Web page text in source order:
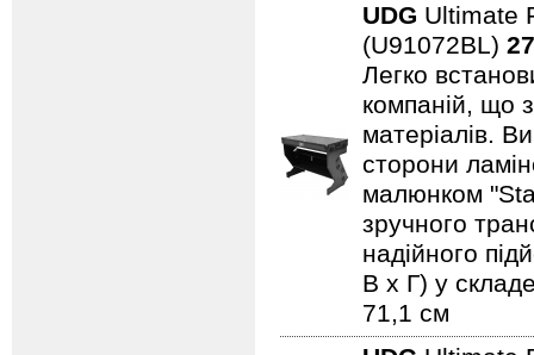
UDG Ultimate
(U91072BL)
Легко
компаній, що
матеріалів.
сторони
малюнком
зручного
надійного
В x Г) у
71,1 см